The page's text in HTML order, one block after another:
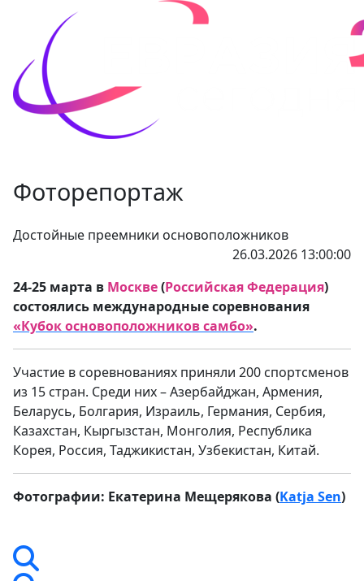
Фоторепортаж
Достойные преемники основоположников
26.03.2026 13:00:00
24-25 марта в Москве(Российская Федерация)
состоялись международные соревнования
«Кубок основоположников самбо».
Участие в соревнованиях приняли 200 спортсменов
из 15 стран. Среди них – Азербайджан, Армения,
Беларусь, Болгария, Израиль, Германия, Сербия,
Казахстан, Кыргызстан, Монголия, Республика
Корея, Россия, Таджикистан, Узбекистан, Китай.
Фотографии: Екатерина Мещерякова (Katja Sen)